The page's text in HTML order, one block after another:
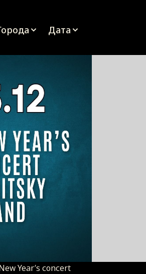
Дата
Year’s concert